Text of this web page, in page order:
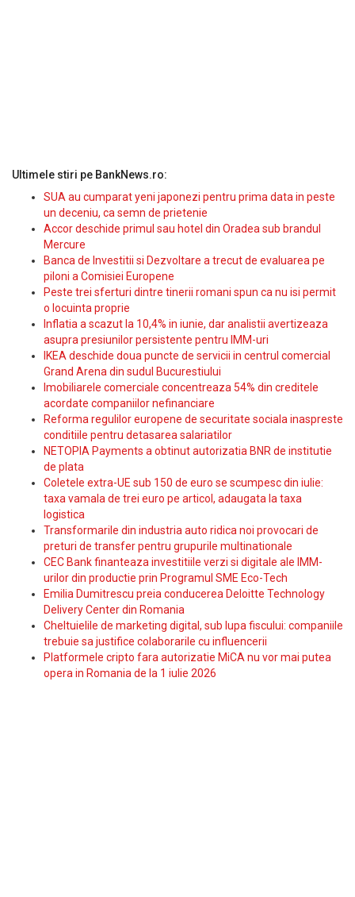
Ultimele stiri pe BankNews.ro:
SUA au cumparat yeni japonezi pentru prima data in peste
un deceniu, ca semn de prietenie
Accor deschide primul sau hotel din Oradea sub brandul
Mercure
Banca de Investitii si Dezvoltare a trecut de evaluarea pe
piloni a Comisiei Europene
Peste trei sferturi dintre tinerii romani spun ca nu isi permit
o locuinta proprie
Inflatia a scazut la 10,4% in iunie, dar analistii avertizeaza
asupra presiunilor persistente pentru IMM-uri
IKEA deschide doua puncte de servicii in centrul comercial
Grand Arena din sudul Bucurestiului
Imobiliarele comerciale concentreaza 54% din creditele
acordate companiilor nefinanciare
Reforma regulilor europene de securitate sociala inaspreste
conditiile pentru detasarea salariatilor
NETOPIA Payments a obtinut autorizatia BNR de institutie
de plata
Coletele extra-UE sub 150 de euro se scumpesc din iulie:
taxa vamala de trei euro pe articol, adaugata la taxa
logistica
Transformarile din industria auto ridica noi provocari de
preturi de transfer pentru grupurile multinationale
CEC Bank finanteaza investitiile verzi si digitale ale IMM-
urilor din productie prin Programul SME Eco-Tech
Emilia Dumitrescu preia conducerea Deloitte Technology
Delivery Center din Romania
Cheltuielile de marketing digital, sub lupa fiscului: companiile
trebuie sa justifice colaborarile cu influencerii
Platformele cripto fara autorizatie MiCA nu vor mai putea
opera in Romania de la 1 iulie 2026